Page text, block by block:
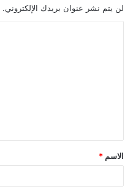
لن يتم نشر عنوان بريدك الإلكتروني.
ق
*
الاسم *